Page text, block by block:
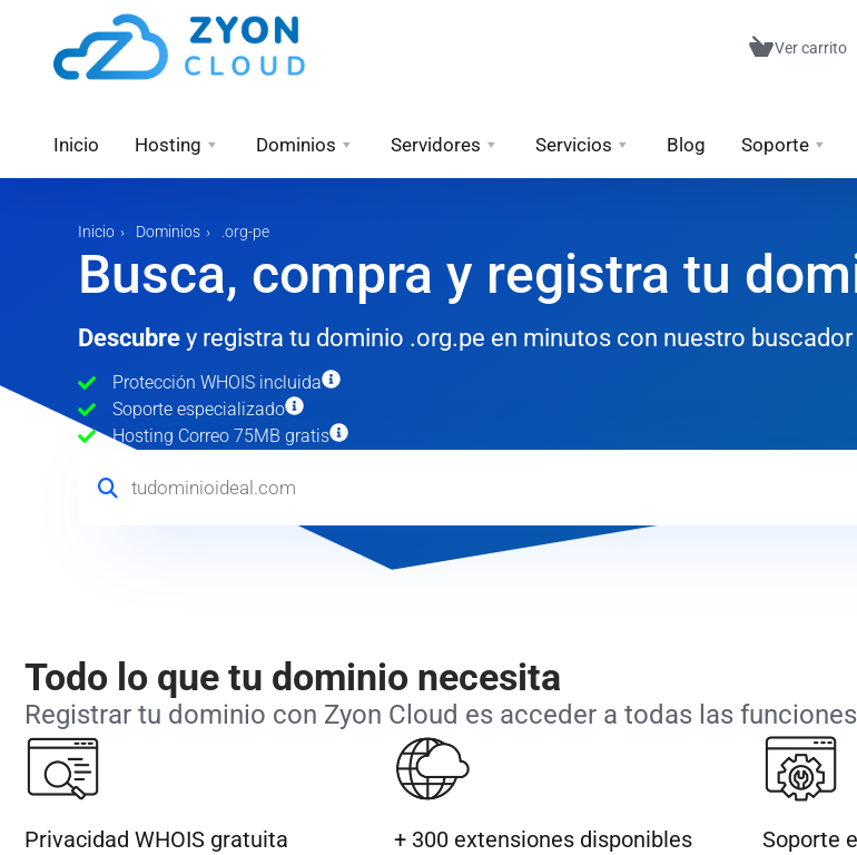
Ver carrito
Inicio Hosting Dominios Servidores Servicios Blog Soporte
Inicio Dominios .org-pe
Busca, compra y registra tu
Descubre y registra tu dominio .org.pe en minutos con nuestro
Protección WHOIS incluida
Soporte especializado
Hosting Correo 75MB gratis
Todo lo que tu dominio necesita
Registrar tu dominio con Zyon Cloud es acceder a todas las
Privacidad WHOIS gratuita + 300 extensiones disponibles Soporte